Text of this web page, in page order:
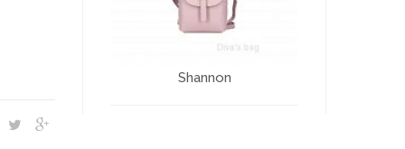
Shannon